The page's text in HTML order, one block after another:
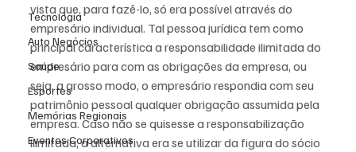
Tecnologia
Auto Negócios
Saúde
Esportes
Memórias Regionais
Eventos Corporativos
vista que, para fazê-lo, só era possível através do
empresário individual. Tal pessoa jurídica tem como
principal característica a responsabilidade ilimitada do
empresário para com as obrigações da empresa, ou
seja, a grosso modo, o empresário respondia com seu
patrimônio pessoal qualquer obrigação assumida pela
empresa. Caso não se quisesse a responsabilização
ilimitada, a alternativa era se utilizar da figura do sócio